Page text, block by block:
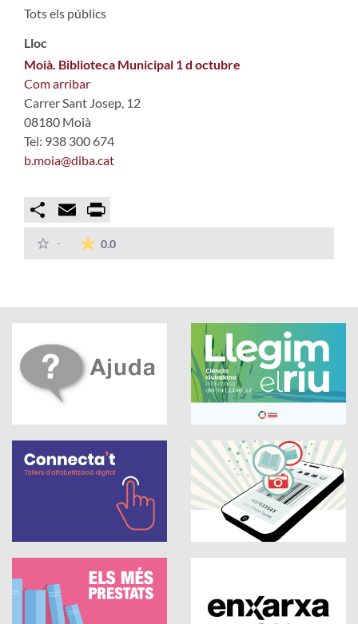
Tots els públics
Lloc
Moià. Biblioteca Municipal 1 d octubre
Com arribar
Carrer Sant Josep, 12
08180 Moià
Tel: 938 300 674
b.moia@diba.cat
Compartir
Email
- 0.0La mitjana de les valoracions és de 0